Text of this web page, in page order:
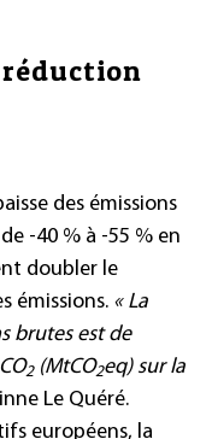
des émissions
-40 % à -55 % en
doubler le
émissions. « La
brutes est de
2(MtCO2eq) sur la
Le Quéré.
européens, la